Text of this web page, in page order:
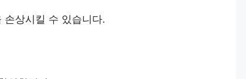
손상시킬 수 있습니다.